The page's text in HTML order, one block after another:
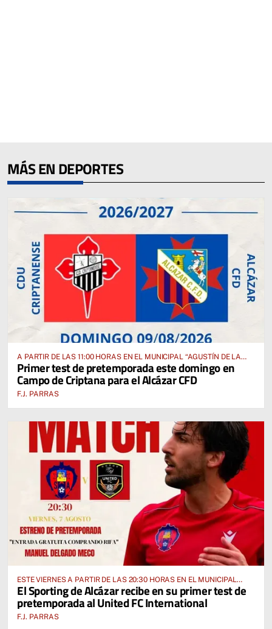
MÁS EN DEPORTES
A PARTIR DE LAS 11:00 HORAS EN EL MUNICIPAL “AGUSTÍN DE LA
FUENTE” ANTE EL CUD CRIPTANENSE
Primer test de pretemporada este domingo en
Campo de Criptana para el Alcázar CFD
F.J. PARRAS
ESTE VIERNES A PARTIR DE LAS 20:30 HORAS EN EL MUNICIPAL
“MANUEL DELGADO MECO”
El Sporting de Alcázar recibe en su primer test de
pretemporada al United FC International
F.J. PARRAS